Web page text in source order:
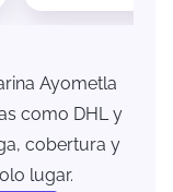
Ayometla
como DHL y
cobertura y
lugar.